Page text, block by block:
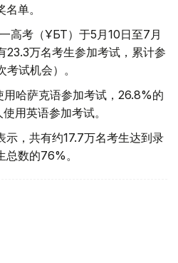
单。
高考（ҰБТ）于5月10日至7月
23.3万名考生参加考试，累计参
试机会）。
哈萨克语参加考试，26.8%的
用英语参加考试。
示，共有约17.7万名考生达到录
数的76%。